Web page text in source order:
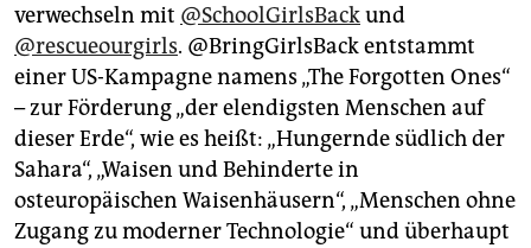
verwechseln mit @SchoolGirlsBackund
@rescueourgirls. @BringGirlsBack entstammt
einer US-Kampagne namens „The Forgotten Ones“
– zur Förderung „der elendigsten Menschen auf
dieser Erde“, wie es heißt: „Hungernde südlich der
Sahara“, „Waisen und Behinderte in
osteuropäischen Waisenhäusern“, „Menschen ohne
Zugang zu moderner Technologie“ und überhaupt